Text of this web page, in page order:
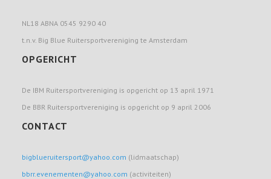
NL18 ABNA 0545 9290 40
t.n.v. Big Blue Ruitersportvereniging te Amsterdam
OPGERICHT
De IBM Ruitersportvereniging is opgericht op 13 april 1971
De BBR Ruitersportvereniging is opgericht op 9 april 2006
CONTACT
bigblueruitersport@yahoo.com (lidmaatschap)
bbrr.evenementen@yahoo.com (activiteiten)